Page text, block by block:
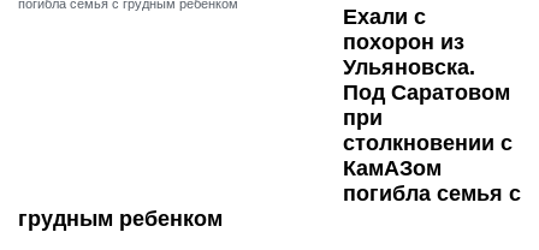
Ехали с
похорон из
Ульяновска.
Под Саратовом
при
столкновении с
КамАЗом
погибла семья с
грудным ребенком